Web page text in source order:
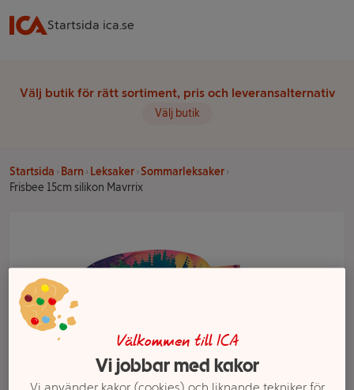
Startsida ica.se
Välj butik för rätt sortiment, pris och leveransalternativ
Välj butik
Startsida Barn Leksaker Sommarleksaker
Frisbee 15cm silikon Mavrrix
Välkommen till ICA
Vi jobbar med kakor